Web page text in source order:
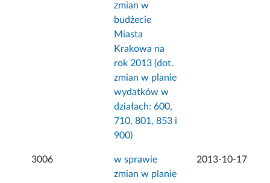
zmian w
budżecie
Miasta
Krakowa na
rok 2013 (dot.
zmian w planie
wydatków w
działach: 600,
710, 801, 853 i
900)
3006
w sprawie
zmian w planie
2013-10-17